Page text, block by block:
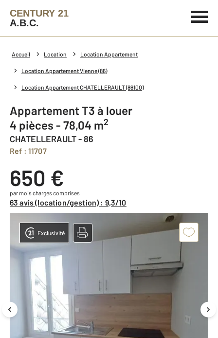
CENTURY 21
A.B.C.
Accueil Location Location Appartement
Location Appartement Vienne (86)
Location Appartement CHATELLERAULT (86100)
Appartement T3 à louer
4 pièces - 78,04 m2
CHATELLERAULT - 86
Ref : 11707
650 €
par mois charges comprises
63 avis (location/gestion) : 9,3/10
Exclusivité